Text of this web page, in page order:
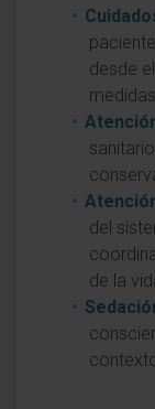
desde
del
de la